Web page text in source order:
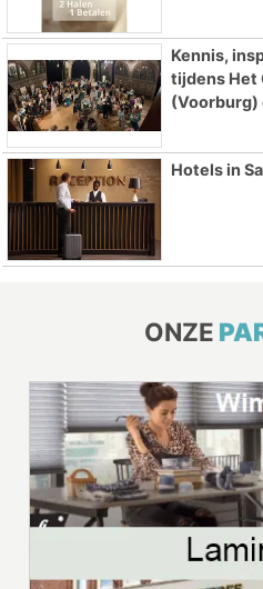
Kennis,
tijdens Het
(Voorburg)
Hotels in
ONZE